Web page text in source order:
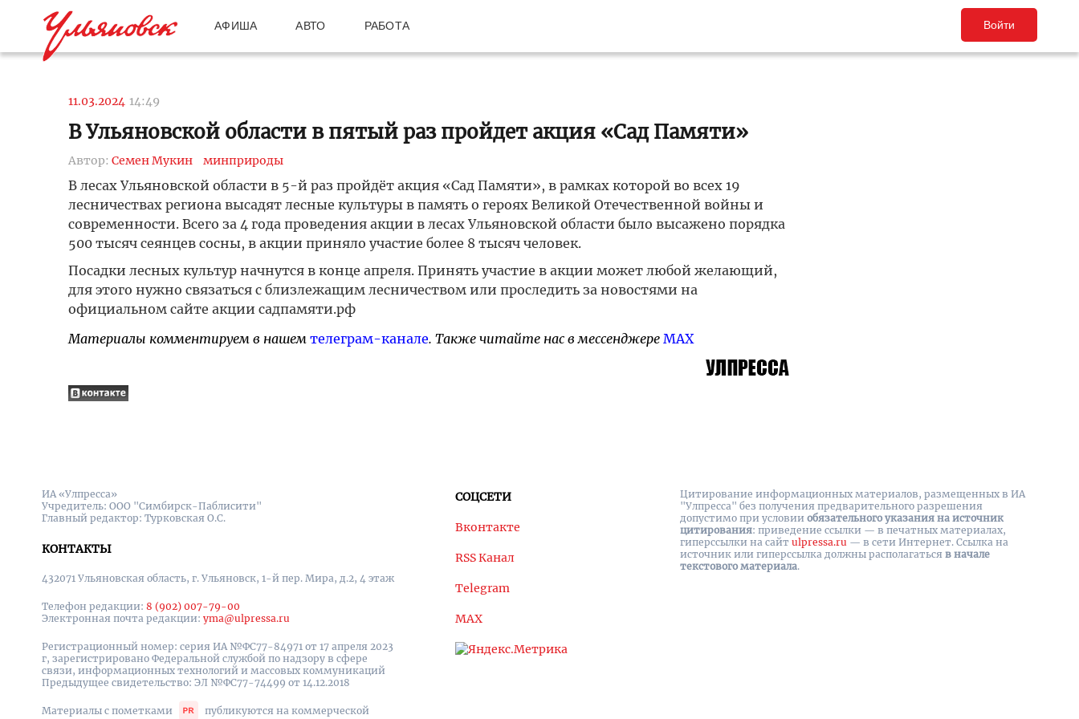
АФИША АВТО РАБОТА Войти
11.03.2024 14:49
В Ульяновской области в пятый раз пройдет акция «Сад Памяти»
Автор: Семен Мукин минприроды
В лесах Ульяновской области в 5-й раз пройдёт акция «Сад Памяти», в рамках которой во всех 19
лесничествах региона высадят лесные культуры в память о героях Великой Отечественной войны и
современности. Всего за 4 года проведения акции в лесах Ульяновской области было высажено порядка
500 тысяч сеянцев сосны, в акции приняло участие более 8 тысяч человек.
Посадки лесных культур начнутся в конце апреля. Принять участие в акции может любой желающий,
для этого нужно связаться с близлежащим лесничеством или проследить за новостями на
официальном сайте акции садпамяти.рф
Материалы комментируем в нашем телеграм-канале. Также читайте нас в мессенджере MAX
ИА «Улпресса»
Учредитель: ООО "Симбирск-Паблисити"
Главный редактор: Турковская О.С.
КОНТАКТЫ
432071 Ульяновская область, г. Ульяновск, 1-й пер. Мира, д.2, 4 этаж
Телефон редакции: 8 (902) 007-79-00
Электронная почта редакции: yma@ulpressa.ru
Регистрационный номер: серия ИА №ФС77-84971 от 17 апреля 2023
г, зарегистрировано Федеральной службой по надзору в сфере
связи, информационных технологий и массовых коммуникаций
Предыдущее свидетельство: ЭЛ №ФС77-74499 от 14.12.2018
Материалы с пометками
публикуются на коммерческой
СОЦСЕТИ
Вконтакте
RSS Канал
Telegram
MAX
Цитирование информационных материалов, размещенных в ИА
"Улпресса" без получения предварительного разрешения
допустимо при условии обязательного указания на источник
цитирования: приведение ссылки — в печатных материалах,
гиперссылки на cайт ulpressa.ru — в сети Интернет. Ссылка на
источник или гиперссылка должны располагаться в начале
текстового материала.